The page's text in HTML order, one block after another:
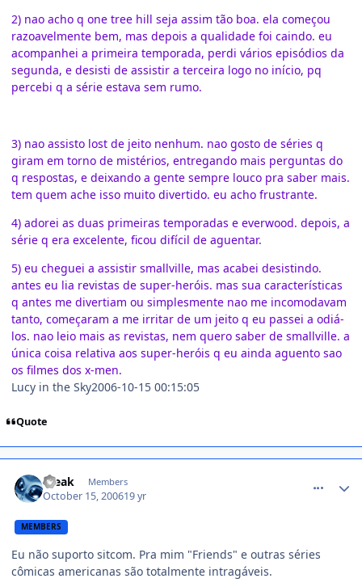
2) nao acho q one tree hill seja assim tão boa. ela começou
razoavelmente bem, mas depois a qualidade foi caindo. eu
acompanhei a primeira temporada, perdi vários episódios da
segunda, e desisti de assistir a terceira logo no início, pq
percebi q a série estava sem rumo.
3) nao assisto lost de jeito nenhum. nao gosto de séries q
giram em torno de mistérios, entregando mais perguntas do
q respostas, e deixando a gente sempre louco pra saber mais.
tem quem ache isso muito divertido. eu acho frustrante.
4) adorei as duas primeiras temporadas e everwood. depois, a
série q era excelente, ficou difícil de aguentar.
5) eu cheguei a assistir smallville, mas acabei desistindo.
antes eu lia revistas de super-heróis. mas sua características
q antes me divertiam ou simplesmente nao me incomodavam
tanto, começaram a me irritar de um jeito q eu passei a odiá-
los. nao leio mais as revistas, nem quero saber de smallville. a
única coisa relativa aos super-heróis q eu ainda aguento sao
os filmes dos x-men.
Lucy in the Sky2006-10-15 00:15:05
Quote
Freak Members
October 15, 200619 yr
MEMBERS
Eu não suporto sitcom. Pra mim "Friends" e outras séries
cômicas americanas são totalmente intragáveis.